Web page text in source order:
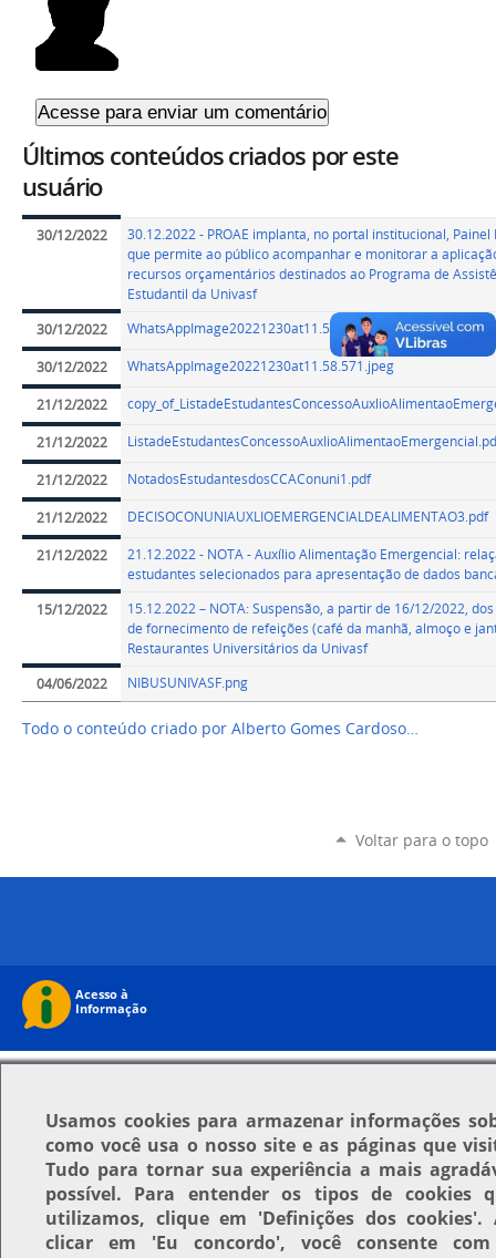
Últimos conteúdos criados por este
usuário
30/12/2022
30.12.2022 - PROAE implanta, no portal institucional,
que permite ao público acompanhar e monitorar a
recursos orçamentários destinados ao Programa de
Estudantil da Univasf
30/12/2022
WhatsAppImage20221230at11.58.57.jpeg
30/12/2022 WhatsAppImage20221230at11.58.571.jpeg
21/12/2022
21/12/2022
21/12/2022 NotadosEstudantesdosCCAConuni1.pdf
21/12/2022 DECISOCONUNIAUXLIOEMERGENCIALDEALIMENTAO3.pdf
21/12/2022
21.12.2022 - NOTA - Auxílio Alimentação Emergencial:
estudantes selecionados para apresentação de dados
15/12/2022
15.12.2022 – NOTA: Suspensão, a partir de 16/12/2022,
de fornecimento de refeições (café da manhã, almoço e
Restaurantes Universitários da Univasf
04/06/2022
NIBUSUNIVASF.png
Todo o conteúdo criado por Alberto Gomes Cardoso…
Voltar para o topo
Usamos cookiespara armazenar informações
como você usa o nosso site e as páginas que
Tudo para tornar sua experiência a mais
possível. Para entender os tipos de cookies
utilizamos, clique em 'Definições dos cookies'.
clicar em 'Eu concordo', você consente